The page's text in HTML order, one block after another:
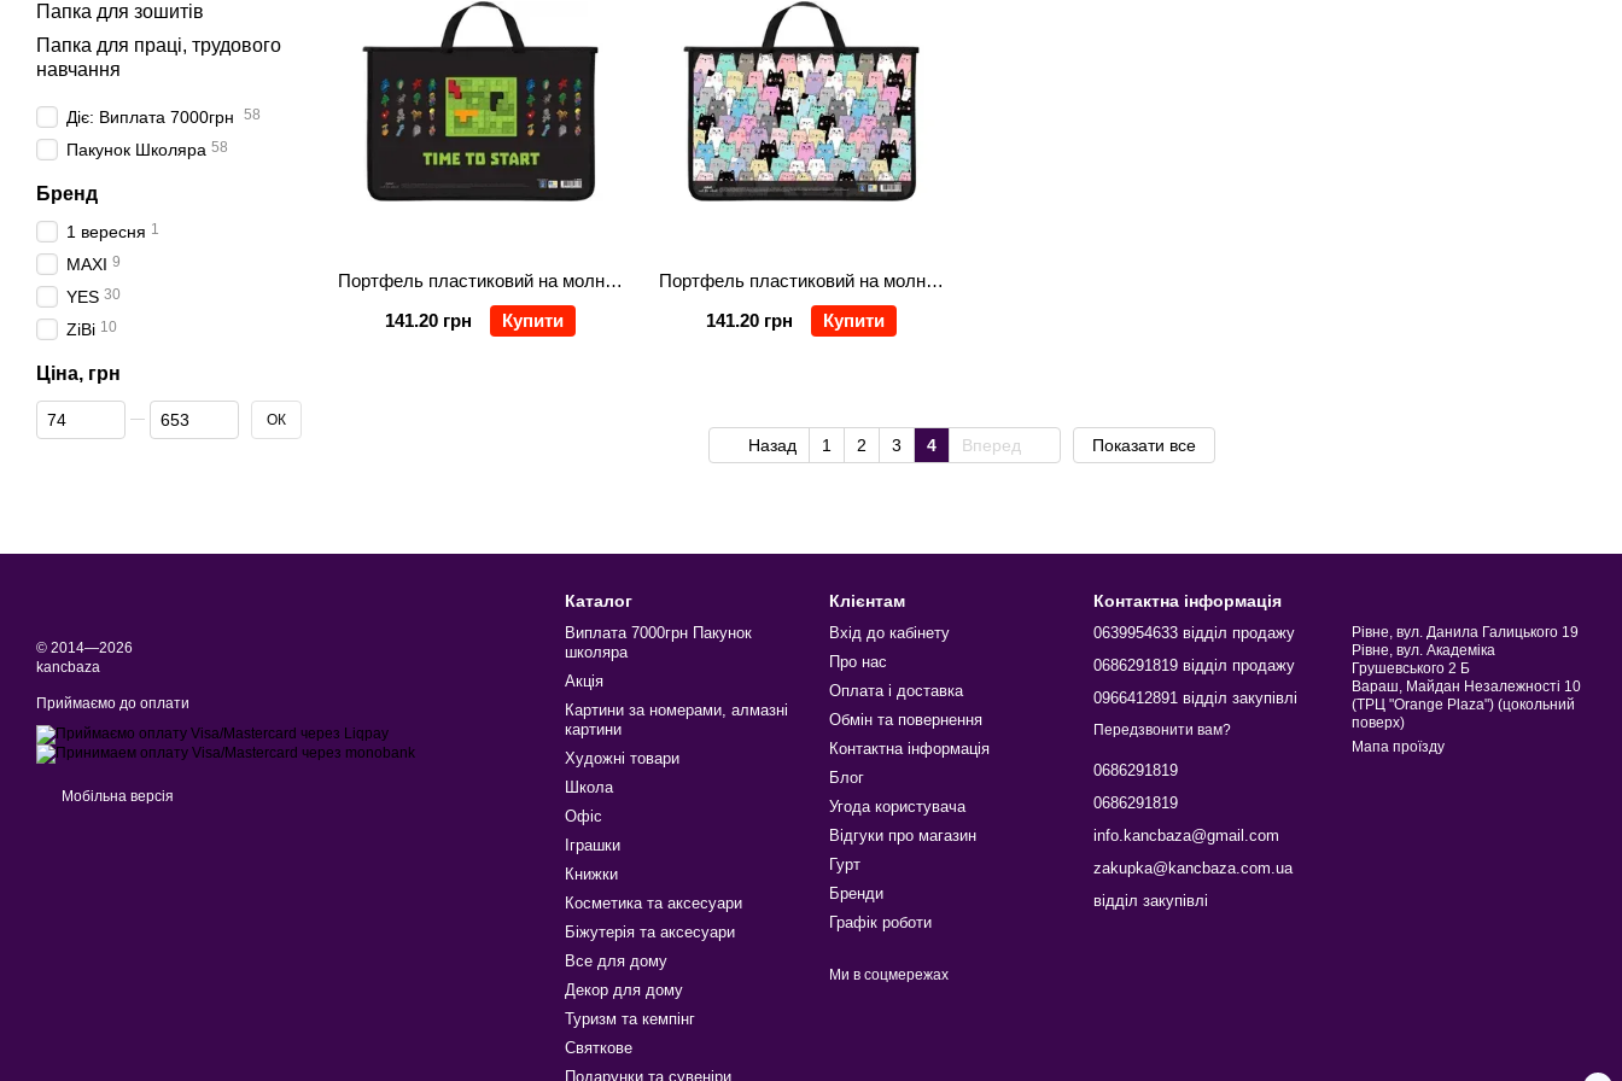
Портфель пластиковий на молнії "TIME TO START"
141.20 грн
Купити
Портфель пластиковий на молнії "KITTY"
141.20 грн
Купити
Назад 1 2 3 4 Вперед Показати все
Папка для зошитів
Папка для праці, трудового
навчання
Діє: Виплата 7000грн 58
Пакунок Школяра 58
Бренд
1 вересня 1
MAXI 9
YES 30
ZiBi 10
Ціна, грн
Від Ціна, грн
До Ціна, грн ОК
© 2014—2026
kancbaza
Приймаємо до оплати
Мобільна версія
Каталог
Виплата 7000грн Пакунок
школяра
Акція
Картини за номерами, алмазні
картини
Художні товари
Школа
Офіс
Іграшки
Книжки
Косметика та аксесуари
Біжутерія та аксесуари
Все для дому
Декор для дому
Туризм та кемпінг
Святкове
Подарунки та сувеніри
Клієнтам
Вхід до кабінету
Про нас
Оплата і доставка
Обмін та повернення
Контактна інформація
Блог
Угода користувача
Відгуки про магазин
Гурт
Бренди
Графік роботи
Ми в соцмережах
Контактна інформація
0639954633 відділ продажу
0686291819 відділ продажу
0966412891 відділ закупівлі
Передзвонити вам?
0686291819
0686291819
info.kancbaza@gmail.com
zakupka@kancbaza.com.ua
відділ закупівлі
Рівне, вул. Данила Галицького 19
Рівне, вул. Академіка
Грушевського 2 Б
Вараш, Майдан Незалежності 10
(ТРЦ "Orange Plaza") (цокольний
поверх)
Мапа проїзду